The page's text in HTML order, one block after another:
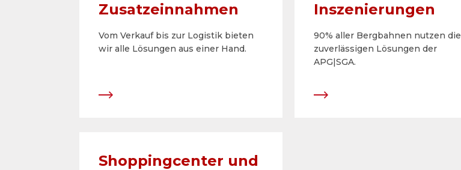
Zusatzeinnahmen
Vom Verkauf bis zur Logistik bieten
wir alle Lösungen aus einer Hand.
Inszenierungen
90% aller Bergbahnen nutzen die
zuverlässigen Lösungen der
APG|SGA.
Shoppingcenter und